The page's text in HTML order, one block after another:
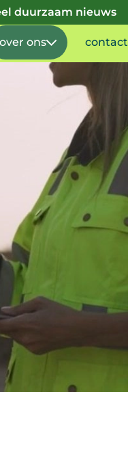
duurzaam nieuws
over ons contact